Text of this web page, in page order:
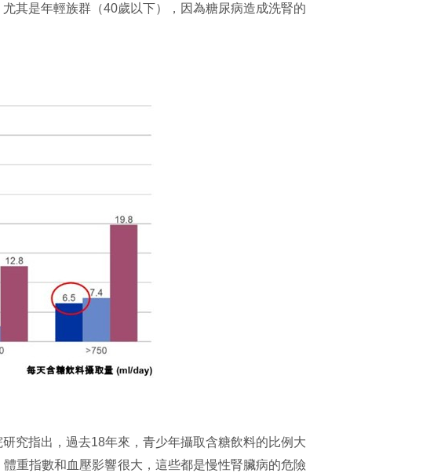
其是年輕族群（40歲以下），因為糖尿病造成洗腎的
究指出，過去18年來，青少年攝取含糖飲料的比例大
重指數和血壓影響很大，這些都是慢性腎臟病的危險